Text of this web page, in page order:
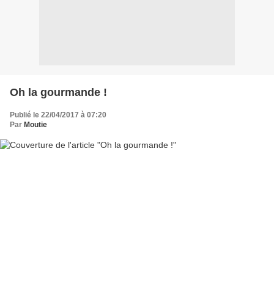
Oh la gourmande !
Publié le 22/04/2017 à 07:20
Par Moutie